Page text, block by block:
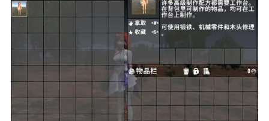
我的钱包 排行榜
MOD下载 攻略教程 联机招募
大人
Lv.8